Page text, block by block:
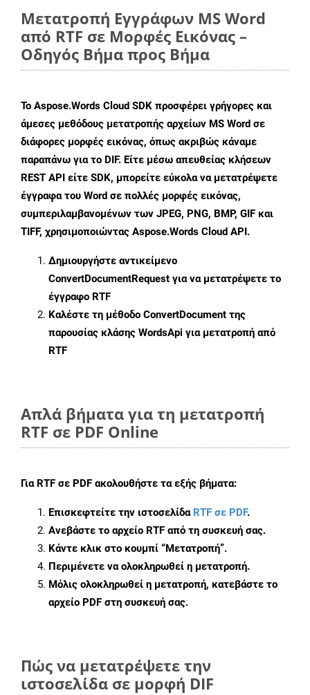
Μετατροπή Εγγράφων MS Word
από RTF σε Μορφές Εικόνας –
Οδηγός Βήμα προς Βήμα
Το Aspose.Words Cloud SDK προσφέρει γρήγορες και
άμεσες μεθόδους μετατροπής αρχείων MS Word σε
διάφορες μορφές εικόνας, όπως ακριβώς κάναμε
παραπάνω για το DIF. Είτε μέσω απευθείας κλήσεων
REST API είτε SDK, μπορείτε εύκολα να μετατρέψετε
έγγραφα του Word σε πολλές μορφές εικόνας,
συμπεριλαμβανομένων των JPEG, PNG, BMP, GIF και
TIFF, χρησιμοποιώντας Aspose.Words Cloud API.
Δημιουργήστε αντικείμενο
ConvertDocumentRequest για να μετατρέψετε το
έγγραφο RTF
Καλέστε τη μέθοδο ConvertDocument της
παρουσίας κλάσης WordsApi για μετατροπή από
RTF
Απλά βήματα για τη μετατροπή
RTF σε PDF Online
Για RTF σε PDF ακολουθήστε τα εξής βήματα:
Επισκεφτείτε την ιστοσελίδα RTF σε PDF.
Ανεβάστε το αρχείο RTF από τη συσκευή σας.
Κάντε κλικ στο κουμπί “Μετατροπή”.
Περιμένετε να ολοκληρωθεί η μετατροπή.
Μόλις ολοκληρωθεί η μετατροπή, κατεβάστε το
αρχείο PDF στη συσκευή σας.
Πώς να μετατρέψετε την
ιστοσελίδα σε μορφή DIF